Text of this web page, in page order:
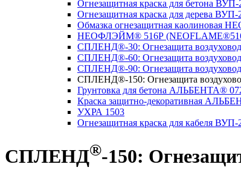
Огнезащитная краска для бетона ВУП-
Огнезащитная краска для дерева
Обмазка огнезащитная
НЕОФЛЭЙМ® 516Р
СПЛЕНД®-30: Огнезащита
СПЛЕНД®-60: Огнезащита
СПЛЕНД®-90: Огнезащита
СПЛЕНД®-150: Огнезащита
Грунтовка для бетона АЛЬБЕНТА®
Краска защитно-декоративная
УХРА 1503
Огнезащитная краска для кабеля
СПЛЕНД®-150: